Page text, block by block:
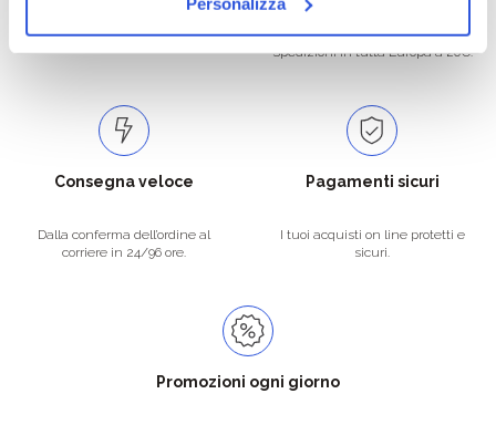
per soddisfare tutte le esigenze.
Con un acquisto minimo di 29.90 €
la spedizione la regaliamo noi.
Spedizioni in tutta Europa a 20€.
Consegna veloce
Dalla conferma dell’ordine al
corriere in 24/96 ore.
Pagamenti sicuri
I tuoi acquisti on line protetti e
sicuri.
Promozioni ogni giorno